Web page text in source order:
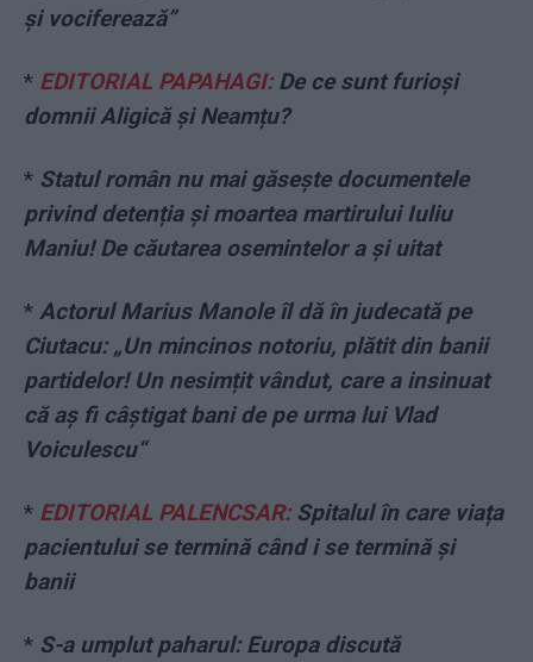
şi vociferează”
* EDITORIAL PAPAHAGI:De ce sunt furioși
domnii Aligică și Neamțu?
* Statul român nu mai găsește documentele
privind detenția și moartea martirului Iuliu
Maniu! De căutarea osemintelor a și uitat
* Actorul Marius Manole îl dă în judecată pe
Ciutacu: „Un mincinos notoriu, plătit din banii
partidelor! Un nesimțit vândut, care a insinuat
că aș fi câștigat bani de pe urma lui Vlad
Voiculescu“
* EDITORIAL PALENCSAR:Spitalul în care viața
pacientului se termină când i se termină și
banii
* S-a umplut paharul: Europa discută